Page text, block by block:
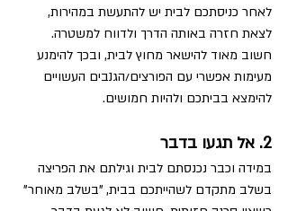
לאחר כניסתכם לבית יש להתעשת במהירות,
לצאת חזרה באותה הדרך ולדווח למשטרה.
חשוב מאוד להישאר מחוץ לבית, ובכך להימנע
מעימות אפשרי עם הפורצים/הגנבים העשויים
להימצא בביתכם ולהיות חמושים.
2. אל תגעו בדבר
במידה וכבר נכנסתם לבית וגילתם את הפריצה
בשלב מתקדם לשהייתכם בבית, "בשלב מאוחר"